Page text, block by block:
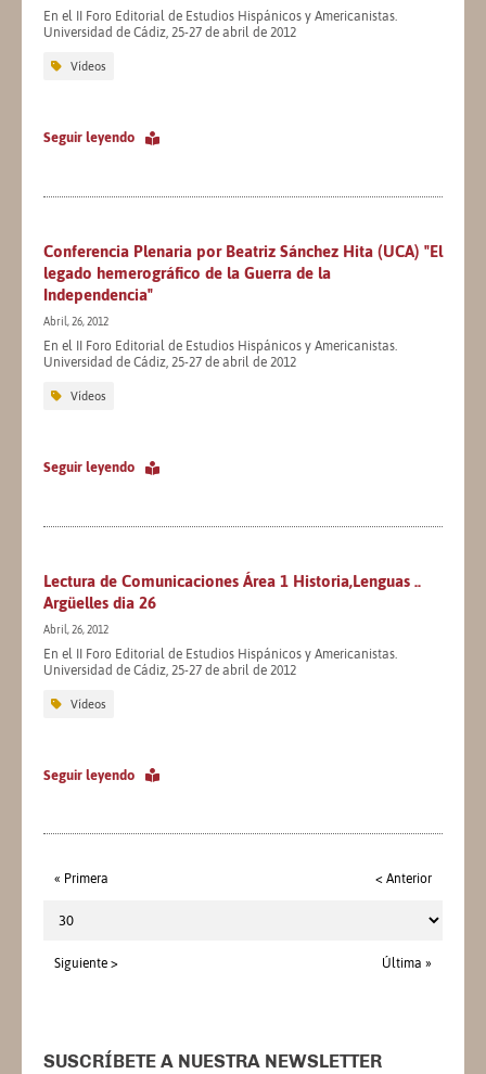
En el II Foro Editorial de Estudios Hispánicos y Americanistas.
Universidad de Cádiz, 25-27 de abril de 2012
Vídeos
Seguir leyendo
Conferencia Plenaria por Beatriz Sánchez Hita (UCA) "El
legado hemerográfico de la Guerra de la
Independencia"
Abril, 26, 2012
En el II Foro Editorial de Estudios Hispánicos y Americanistas.
Universidad de Cádiz, 25-27 de abril de 2012
Vídeos
Seguir leyendo
Lectura de Comunicaciones Área 1 Historia,Lenguas ..
Argüelles dia 26
Abril, 26, 2012
En el II Foro Editorial de Estudios Hispánicos y Americanistas.
Universidad de Cádiz, 25-27 de abril de 2012
Vídeos
Seguir leyendo
« Primera < Anterior
Siguiente > Última »
SUSCRÍBETE A NUESTRA NEWSLETTER